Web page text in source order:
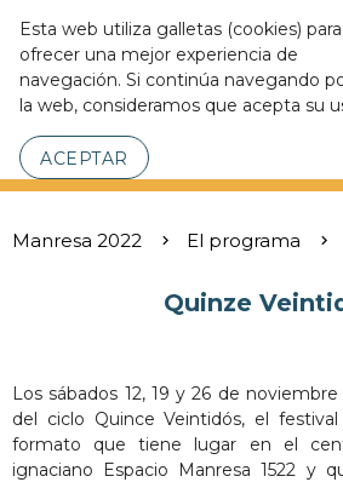
Esta web utiliza galletas (cookies) para
ofrecer una mejor experiencia de
navegación. Si continúa navegando
la web, consideramos que acepta su
ACEPTAR
Manresa 2022 El programa
Quinze
Los sábados 12, 19 y 26 de
del ciclo Quince Veintidós, el
formato que tiene lugar en el
ignaciano Espacio Manresa 1522 y